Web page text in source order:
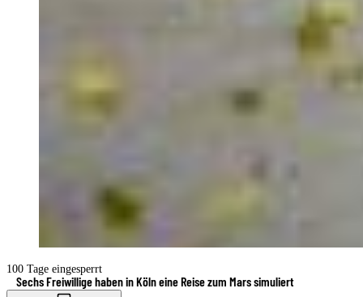
100 Tage eingesperrt
Sechs Freiwillige haben in Köln eine Reise zum Mars simuliert